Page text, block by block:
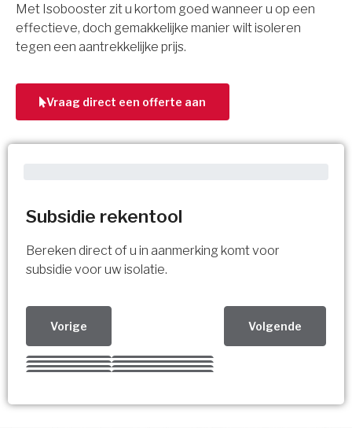
Subsidie rekentool
Bereken direct of u in aanmerking komt voor
subsidie voor uw isolatie.
Vorige Volgende
Kies uw Isolatiemaatregel
Meerdere keuzes mogelijk
Vorige Volgende
Met Isobooster zit u kortom goed wanneer u op een
effectieve, doch gemakkelijke manier wilt isoleren
tegen een aantrekkelijke prijs.
Vraag direct een offerte aan